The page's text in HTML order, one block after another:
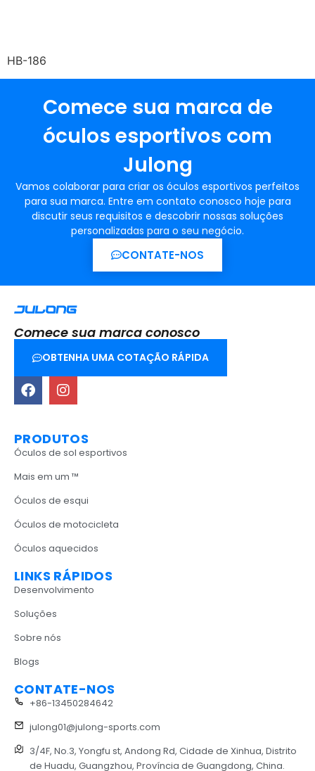
HB-186
Comece sua marca de
óculos esportivos com
Julong
Vamos colaborar para criar os óculos esportivos perfeitos
para sua marca. Entre em contato conosco hoje para
discutir seus requisitos e descobrir nossas soluções
personalizadas para o seu negócio.
CONTATE-NOS
Comece sua marca conosco
OBTENHA UMA COTAÇÃO RÁPIDA
PRODUTOS
Óculos de sol esportivos
Mais em um ™
Óculos de esqui
Óculos de motocicleta
Óculos aquecidos
LINKS RÁPIDOS
Desenvolvimento
Soluções
Sobre nós
Blogs
CONTATE-NOS
+86-13450284642
julong01@julong-sports.com
3/4F, No.3, Yongfu st, Andong Rd, Cidade de Xinhua, Distrito
de Huadu, Guangzhou, Província de Guangdong, China.